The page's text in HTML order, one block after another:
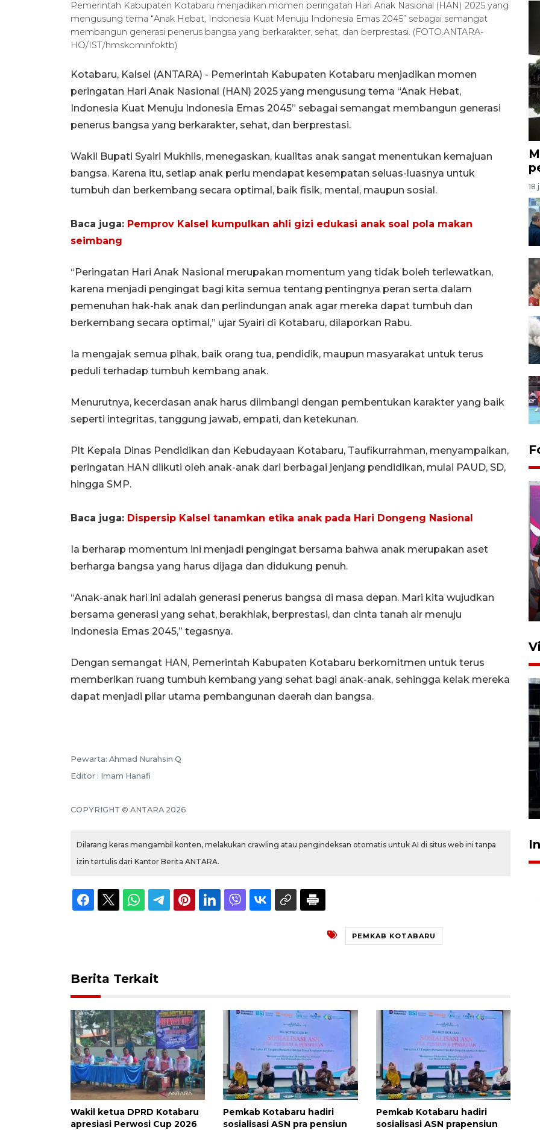
Pemerintah Kabupaten Kotabaru menjadikan momen peringatan Hari Anak Nasional (HAN) 2025 yang
mengusung tema “Anak Hebat, Indonesia Kuat Menuju Indonesia Emas 2045” sebagai semangat
membangun generasi penerus bangsa yang berkarakter, sehat, dan berprestasi. (FOTO.ANTARA-
HO/IST/hmskominfoktb)
Kotabaru, Kalsel (ANTARA) - Pemerintah Kabupaten Kotabaru menjadikan momen
peringatan Hari Anak Nasional (HAN) 2025 yang mengusung tema “Anak Hebat,
Indonesia Kuat Menuju Indonesia Emas 2045” sebagai semangat membangun generasi
penerus bangsa yang berkarakter, sehat, dan berprestasi.
Wakil Bupati Syairi Mukhlis, menegaskan, kualitas anak sangat menentukan kemajuan
bangsa. Karena itu, setiap anak perlu mendapat kesempatan seluas-luasnya untuk
tumbuh dan berkembang secara optimal, baik fisik, mental, maupun sosial.
Baca juga: Pemprov Kalsel kumpulkan ahli gizi edukasi anak soal pola makan
seimbang
“Peringatan Hari Anak Nasional merupakan momentum yang tidak boleh terlewatkan,
karena menjadi pengingat bagi kita semua tentang pentingnya peran serta dalam
pemenuhan hak-hak anak dan perlindungan anak agar mereka dapat tumbuh dan
berkembang secara optimal,” ujar Syairi di Kotabaru, dilaporkan Rabu.
Ia mengajak semua pihak, baik orang tua, pendidik, maupun masyarakat untuk terus
peduli terhadap tumbuh kembang anak.
Menurutnya, kecerdasan anak harus diimbangi dengan pembentukan karakter yang baik
seperti integritas, tanggung jawab, empati, dan ketekunan.
Plt Kepala Dinas Pendidikan dan Kebudayaan Kotabaru, Taufikurrahman, menyampaikan,
peringatan HAN diikuti oleh anak-anak dari berbagai jenjang pendidikan, mulai PAUD, SD,
hingga SMP.
Baca juga: Dispersip Kalsel tanamkan etika anak pada Hari Dongeng Nasional
Ia berharap momentum ini menjadi pengingat bersama bahwa anak merupakan aset
berharga bangsa yang harus dijaga dan didukung penuh.
“Anak-anak hari ini adalah generasi penerus bangsa di masa depan. Mari kita wujudkan
bersama generasi yang sehat, berakhlak, berprestasi, dan cinta tanah air menuju
Indonesia Emas 2045,” tegasnya.
Dengan semangat HAN, Pemerintah Kabupaten Kotabaru berkomitmen untuk terus
memberikan ruang tumbuh kembang yang sehat bagi anak-anak, sehingga kelak mereka
dapat menjadi pilar utama pembangunan daerah dan bangsa.
Pewarta: Ahmad Nurahsin Q
Editor : Imam Hanafi
COPYRIGHT © ANTARA 2026
Dilarang keras mengambil konten, melakukan crawling atau pengindeksan otomatis untuk AI di situs web ini tanpa
izin tertulis dari Kantor Berita ANTARA.
PEMKAB KOTABARU
Berita Terkait
Wakil ketua DPRD Kotabaru
apresiasi Perwosi Cup 2026
Pemkab Kotabaru hadiri
sosialisasi ASN pra pensiun
Pemkab Kotabaru hadiri
sosialisasi ASN prapensiun
18
Ketua DPRD Syahrial hadiri
Bola Usia Dini
23 Juli 2026 21:36